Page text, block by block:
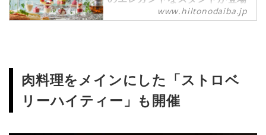
スコーンやサンドイッチの食べ
放題付『Strawberry
1月10日より不動の人気を誇るいち
ごをパティシエの技が光る多彩な調
理法で魅せる珠玉のアフタヌーンテ
ィーセットをご提供いたします。メ
www.hiltonodaiba.jp
肉料理をメインにした「ストロベ
リーハイティー」も開催